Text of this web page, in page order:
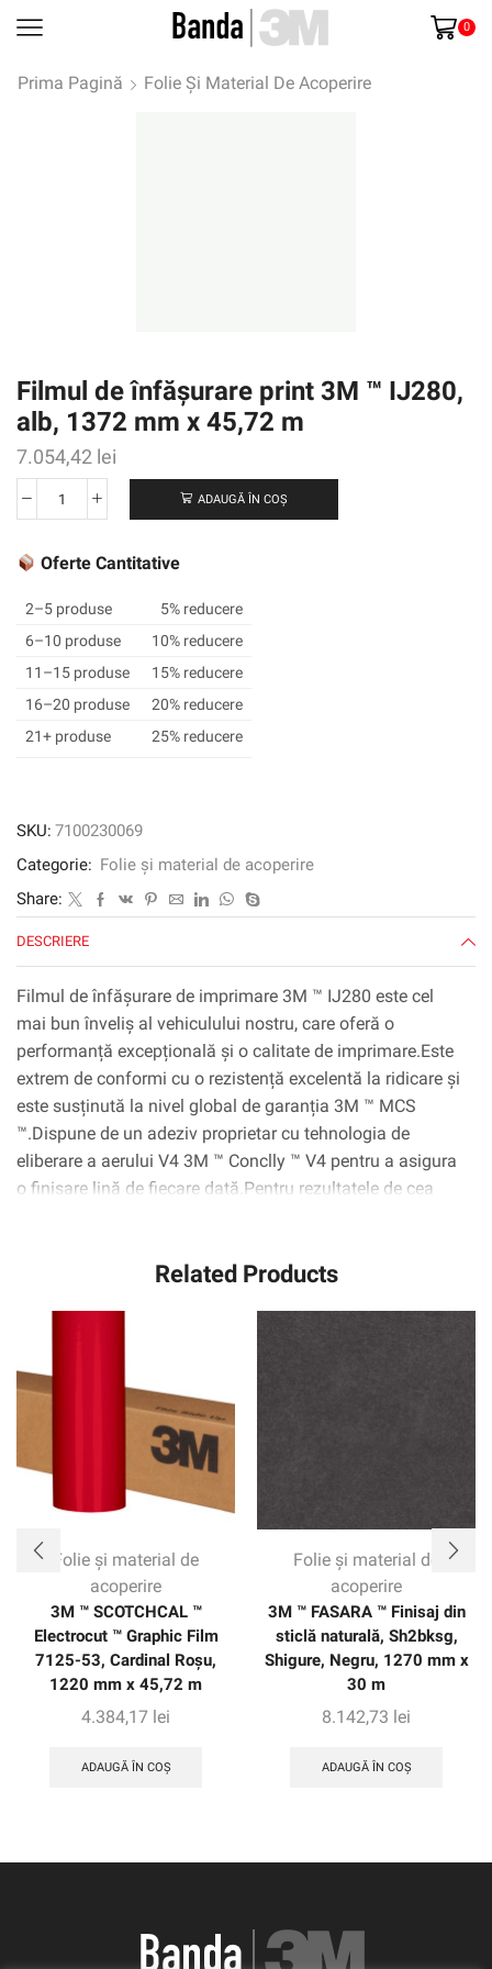
0
Prima Pagină Folie Și Material De Acoperire
Filmul de înfășurare print 3M ™ IJ280,
alb, 1372 mm x 45,72 m
7.054,42 lei
Cantitate
de
print
™
IJ280,
alb,
1372
m
ADAUGĂ ÎN COȘ
Oferte Cantitative
2–5 produse
5% reducere
6–10 produse
10% reducere
11–15 produse
15% reducere
16–20 produse
20% reducere
21+ produse
25% reducere
SKU: 7100230069
Categorie: Folie și material de acoperire
Share:
DESCRIERE
Filmul de înfășurare de imprimare 3M ™ IJ280 este cel
mai bun înveliș al vehiculului nostru, care oferă o
performanță excepțională și o calitate de imprimare.Este
extrem de conformi cu o rezistență excelentă la ridicare și
este susținută la nivel global de garanția 3M ™ MCS
™.Dispune de un adeziv proprietar cu tehnologia de
eliberare a aerului V4 3M ™ Conclly ™ V4 pentru a asigura
o finisare lină de fiecare dată.Pentru rezultatele de cea
Related Products
Folie și material de
acoperire
3M ™ SCOTCHCAL ™
Electrocut ™ Graphic Film
7125-53, Cardinal Roșu,
1220 mm x 45,72 m
4.384,17 lei
ADAUGĂ ÎN COȘ
Folie și material de
acoperire
3M ™ FASARA ™ Finisaj din
sticlă naturală, Sh2bksg,
Shigure, Negru, 1270 mm x
30 m
8.142,73 lei
ADAUGĂ ÎN COȘ